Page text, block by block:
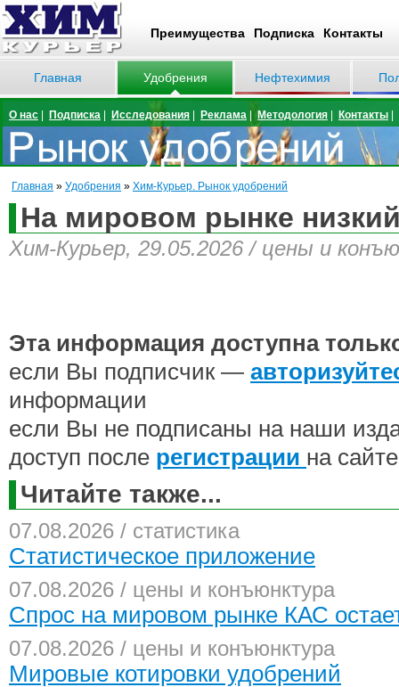
Преимущества Подписка Контакты
Главная Удобрения Нефтехимия
О нас Подписка Исследования Реклама Методология Контакты
Главная » Удобрения » Хим-Курьер. Рынок удобрений
На мировом рынке
Хим-Курьер, 29.05.2026 / цены и
Эта информация доступна
если Вы подписчик —
информации
если Вы не подписаны на наши
доступ после регистрации на сайте
Читайте также...
07.08.2026 / статистика
Статистическое приложение
07.08.2026 / цены и конъюнктура
Спрос на мировом рынке КАС
07.08.2026 / цены и конъюнктура
Мировые котировки удобрений